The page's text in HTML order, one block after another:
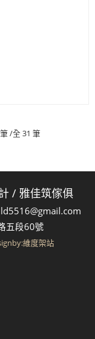
筆 /全 31 筆
/ 雅佳筑傢俱
五段60號
維度架站